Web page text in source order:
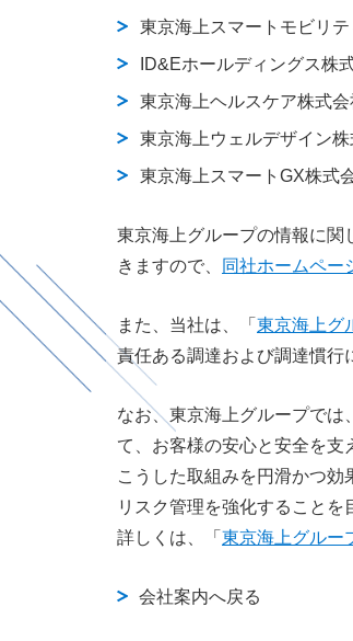
東京海上スマートモビリ
ID&Eホールディングス株
東京海上ヘルスケア株式会
東京海上ウェルデザイン株
東京海上スマートGX株式
東京海上グループの情報に関
きますので、
同社ホームペー
また、当社は、「 東京海上グ
責任ある調達および調達慣行
なお、東京海上グループでは
て、お客様の安心と安全を支
こうした取組みを円滑かつ
リスク管理を強化すること
詳しくは、「 東京海上グルー
会社案内へ戻る